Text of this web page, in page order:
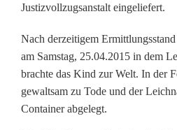
n
:
B
a
b
Justizvollzugsanstalt eingeliefert.
Nach derzeitigem
am Samstag, 25.04.2015 in dem
brachte das Kind zur Welt. In der
gewaltsam zu Tode und der
Container abgelegt.